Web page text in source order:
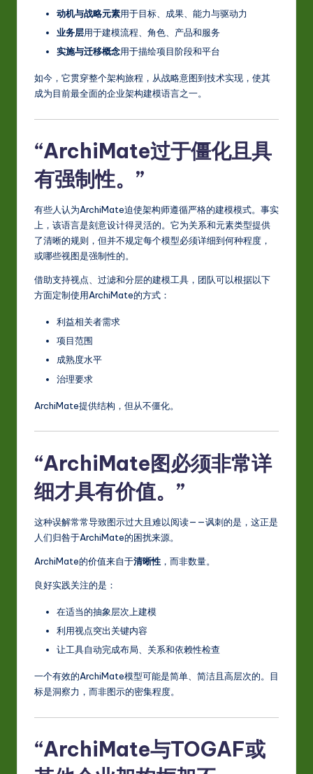
动机与战略元素用于目标、成果、能力与驱动力
业务层用于建模流程、角色、产品和服务
实施与迁移概念用于描绘项目阶段和平台
如今，它贯穿整个架构旅程，从战略意图到技术实现，使其
成为目前最全面的企业架构建模语言之一。
“ArchiMate过于僵化且具
有强制性。”
有些人认为ArchiMate迫使架构师遵循严格的建模模式。事实
上，该语言是刻意设计得灵活的。它为关系和元素类型提供
了清晰的规则，但并不规定每个模型必须详细到何种程度，
或哪些视图是强制性的。
借助支持视点、过滤和分层的建模工具，团队可以根据以下
方面定制使用ArchiMate的方式：
利益相关者需求
项目范围
成熟度水平
治理要求
ArchiMate提供结构，但从不僵化。
“ArchiMate图必须非常详
细才具有价值。”
这种误解常常导致图示过大且难以阅读——讽刺的是，这正是
人们归咎于ArchiMate的困扰来源。
ArchiMate的价值来自于清晰性 ，而非数量。
良好实践关注的是：
在适当的抽象层次上建模
利用视点突出关键内容
让工具自动完成布局、关系和依赖性检查
一个有效的ArchiMate模型可能是简单、简洁且高层次的。目
标是洞察力，而非图示的密集程度。
“ArchiMate与TOGAF或